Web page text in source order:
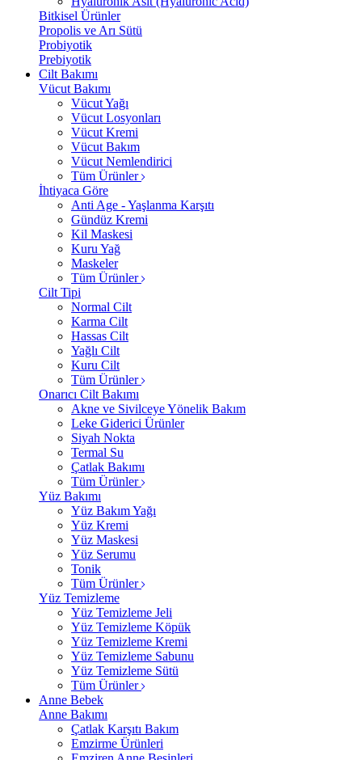
Bitkisel Ürünler
Propolis ve Arı Sütü
Probiyotik
Prebiyotik
Cilt Bakımı
Vücut Bakımı
Vücut Yağı
Vücut Losyonları
Vücut Kremi
Vücut Bakım
Vücut Nemlendirici
Tüm Ürünler
İhtiyaca Göre
Anti Age - Yaşlanma Karşıtı
Gündüz Kremi
Kil Maskesi
Kuru Yağ
Maskeler
Tüm Ürünler
Cilt Tipi
Normal Cilt
Karma Cilt
Hassas Cilt
Yağlı Cilt
Kuru Cilt
Tüm Ürünler
Onarıcı Cilt Bakımı
Akne ve Sivilceye Yönelik Bakım
Leke Giderici Ürünler
Siyah Nokta
Termal Su
Çatlak Bakımı
Tüm Ürünler
Yüz Bakımı
Yüz Bakım Yağı
Yüz Kremi
Yüz Maskesi
Yüz Serumu
Tonik
Tüm Ürünler
Yüz Temizleme
Yüz Temizleme Jeli
Yüz Temizleme Köpük
Yüz Temizleme Kremi
Yüz Temizleme Sabunu
Yüz Temizleme Sütü
Tüm Ürünler
Anne Bebek
Anne Bakımı
Çatlak Karşıtı Bakım
Emzirme Ürünleri